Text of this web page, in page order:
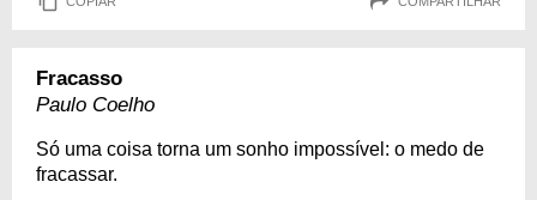
Fracasso
Paulo Coelho
Só uma coisa torna um sonho impossível: o medo de
fracassar.